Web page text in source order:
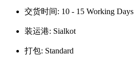
交货时间: 10 - 15 Working Days
装运港: Sialkot
打包: Standard